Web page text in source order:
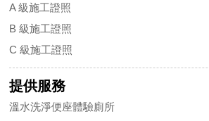
A 級施工證照
B 級施工證照
C 級施工證照
提供服務
溫水洗淨便座體驗廁所